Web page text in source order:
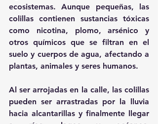
ecosistemas. Aunque pequeñas, las
colillas contienen sustancias tóxicas
como nicotina, plomo, arsénico y
otros químicos que se filtran en el
suelo y cuerpos de agua, afectando a
plantas, animales y seres humanos.
Al ser arrojadas en la calle, las colillas
pueden ser arrastradas por la lluvia
hacia alcantarillas y finalmente llegar